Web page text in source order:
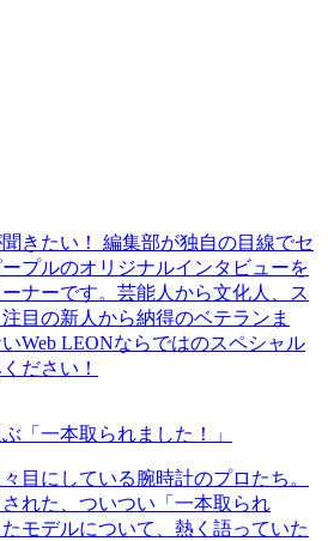
きたい！ 編集部が独自の目線でセ
プルのオリジナルインタビューを
ナーです。芸能人から文化人、ス
目の新人から納得のベテランま
Web LEONならではのスペシャル
ださい！
「一本取られました！」
目にしている腕時計のプロたち。
れた、ついつい「一本取られ
モデルについて、熱く語っていた